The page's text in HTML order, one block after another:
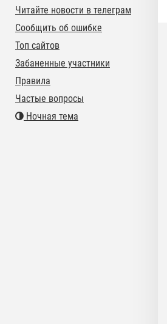
Читайте новости в телеграм
Сообщить об ошибке
Топ сайтов
Забаненные участники
Правила
Частые вопросы
Ночная тема